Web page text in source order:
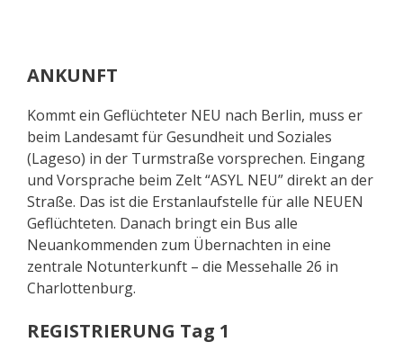
ANKUNFT
Kommt ein Geflüchteter NEU nach Berlin, muss er
beim Landesamt für Gesundheit und Soziales
(Lageso) in der Turmstraße vorsprechen. Eingang
und Vorsprache beim Zelt “ASYL NEU” direkt an der
Straße. Das ist die Erstanlaufstelle für alle NEUEN
Geflüchteten. Danach bringt ein Bus alle
Neuankommenden zum Übernachten in eine
zentrale Notunterkunft – die Messehalle 26 in
Charlottenburg.
REGISTRIERUNG Tag 1